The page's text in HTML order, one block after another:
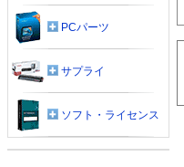
PCパーツ
サプライ
ソフト・ライセンス